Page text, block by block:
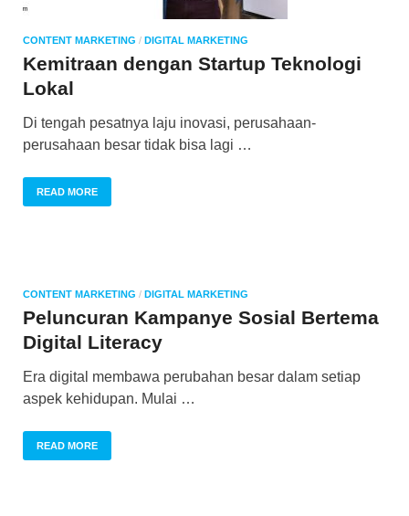
CONTENT MARKETING / DIGITAL MARKETING
Kemitraan dengan Startup Teknologi
Lokal
Di tengah pesatnya laju inovasi, perusahaan-
perusahaan besar tidak bisa lagi …
READ MORE
CONTENT MARKETING / DIGITAL MARKETING
Peluncuran Kampanye Sosial Bertema
Digital Literacy
Era digital membawa perubahan besar dalam setiap
aspek kehidupan. Mulai …
READ MORE